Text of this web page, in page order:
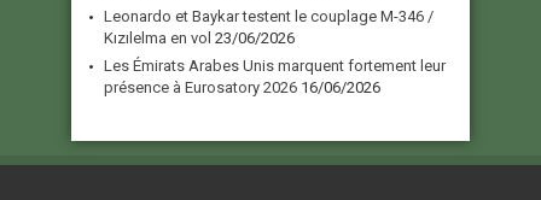
Leonardo et Baykar testent le couplage M-346 /
Kızılelma en vol 23/06/2026
Les Émirats Arabes Unis marquent fortement leur
présence à Eurosatory 2026 16/06/2026